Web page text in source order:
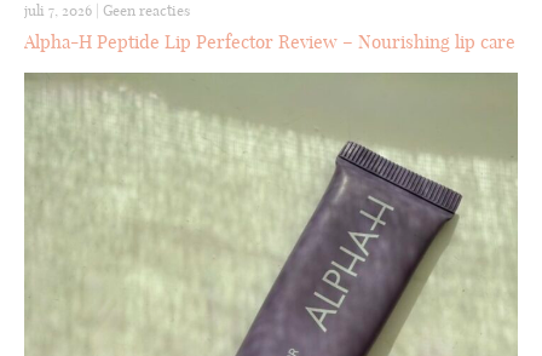
juli 7, 2026 Geen reacties
Alpha-H Peptide Lip Perfector Review – Nourishing lip care